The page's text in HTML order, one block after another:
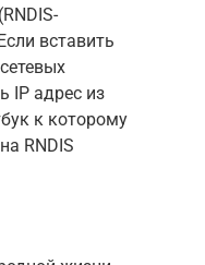
вставить
IP адрес из
к которому
RNDIS